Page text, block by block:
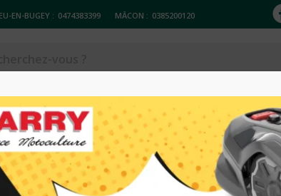
EN-BUGEY : 0474383399 MÂCON : 0385200120
ACCESSOIRES
564XP HUSQVARNA